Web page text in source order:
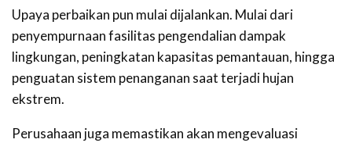
‎‎Upaya perbaikan pun mulai dijalankan. Mulai dari
penyempurnaan fasilitas pengendalian dampak
lingkungan, peningkatan kapasitas pemantauan, hingga
penguatan sistem penanganan saat terjadi hujan
ekstrem.
‎‎Perusahaan juga memastikan akan mengevaluasi